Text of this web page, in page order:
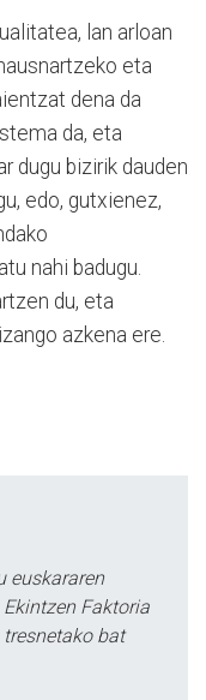
lan arloan
eta
dena da
da, eta
dugu bizirik dauden
edo, gutxienez,
nahi badugu.
du, eta
azkena ere.
euskararen
Faktoria
bat